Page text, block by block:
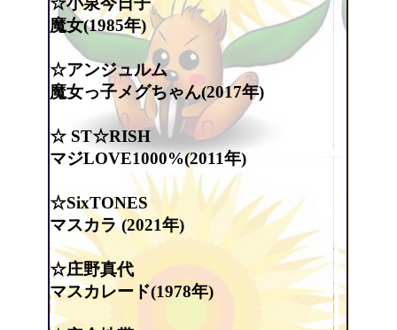
魔女(1985年)
☆アンジュルム
魔女っ子メグちゃん(2017年)
☆ ST☆RISH
マジLOVE1000%(2011年)
☆SixTONES
マスカラ (2021年)
☆庄野真代
マスカレード(1978年)